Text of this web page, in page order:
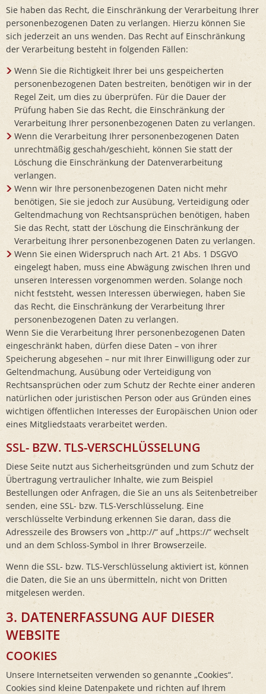
Sie haben das Recht, die Einschränkung der Verarbeitung Ihrer
personenbezogenen Daten zu verlangen. Hierzu können Sie
sich jederzeit an uns wenden. Das Recht auf Einschränkung
der Verarbeitung besteht in folgenden Fällen:
Wenn Sie die Richtigkeit Ihrer bei uns gespeicherten
personenbezogenen Daten bestreiten, benötigen wir in der
Regel Zeit, um dies zu überprüfen. Für die Dauer der
Prüfung haben Sie das Recht, die Einschränkung der
Verarbeitung Ihrer personenbezogenen Daten zu verlangen.
Wenn die Verarbeitung Ihrer personenbezogenen Daten
unrechtmäßig geschah/geschieht, können Sie statt der
Löschung die Einschränkung der Datenverarbeitung
verlangen.
Wenn wir Ihre personenbezogenen Daten nicht mehr
benötigen, Sie sie jedoch zur Ausübung, Verteidigung oder
Geltendmachung von Rechtsansprüchen benötigen, haben
Sie das Recht, statt der Löschung die Einschränkung der
Verarbeitung Ihrer personenbezogenen Daten zu verlangen.
Wenn Sie einen Widerspruch nach Art. 21 Abs. 1 DSGVO
eingelegt haben, muss eine Abwägung zwischen Ihren und
unseren Interessen vorgenommen werden. Solange noch
nicht feststeht, wessen Interessen überwiegen, haben Sie
das Recht, die Einschränkung der Verarbeitung Ihrer
personenbezogenen Daten zu verlangen.
Wenn Sie die Verarbeitung Ihrer personenbezogenen Daten
eingeschränkt haben, dürfen diese Daten – von ihrer
Speicherung abgesehen – nur mit Ihrer Einwilligung oder zur
Geltendmachung, Ausübung oder Verteidigung von
Rechtsansprüchen oder zum Schutz der Rechte einer anderen
natürlichen oder juristischen Person oder aus Gründen eines
wichtigen öffentlichen Interesses der Europäischen Union oder
eines Mitgliedstaats verarbeitet werden.
SSL- BZW. TLS-VERSCHLÜSSELUNG
Diese Seite nutzt aus Sicherheitsgründen und zum Schutz der
Übertragung vertraulicher Inhalte, wie zum Beispiel
Bestellungen oder Anfragen, die Sie an uns als Seitenbetreiber
senden, eine SSL- bzw. TLS-Verschlüsselung. Eine
verschlüsselte Verbindung erkennen Sie daran, dass die
Adresszeile des Browsers von „http://“ auf „https://“ wechselt
und an dem Schloss-Symbol in Ihrer Browserzeile.
Wenn die SSL- bzw. TLS-Verschlüsselung aktiviert ist, können
die Daten, die Sie an uns übermitteln, nicht von Dritten
mitgelesen werden.
3. DATENERFASSUNG AUF DIESER
WEBSITE
COOKIES
Unsere Internetseiten verwenden so genannte „Cookies“.
Cookies sind kleine Datenpakete und richten auf Ihrem